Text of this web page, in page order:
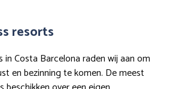
resorts
in Costa Barcelona raden wij aan om
en bezinning te komen. De meest